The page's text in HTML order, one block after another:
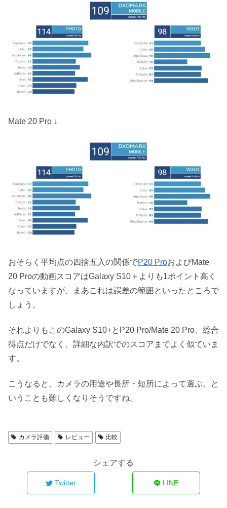
Mate 20 Pro ↓
おそらく平均点の四捨五入の関係でP20 ProおよびMate
20 Proの動画スコアはGalaxy S10＋よりも1ポイント高く
なっていますが、まあこれは誤差の範囲といったところで
しょう。
それよりもこのGalaxy S10+とP20 Pro/Mate 20 Pro、総合
得点だけでなく、詳細な内訳でのスコアまでよく似ていま
す。
こうなると、カメラの用途や長所・短所によって選ぶ、と
いうことも難しくなりそうですね。
カメラ評価 レビュー 比較
シェアする
Twitter LINE